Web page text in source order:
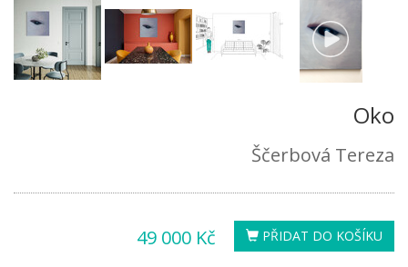
Oko
Ščerbová Tereza
PŘIDAT DO KOŠÍKU
49 000 Kč